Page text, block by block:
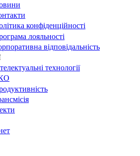
конфіденційності
лояльності
відповідальність
технології